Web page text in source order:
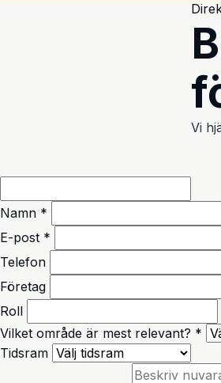
Vi
Namn *
E-post *
Telefon
Företag
Roll
Vilket område är mest relevant? *
Tidsram